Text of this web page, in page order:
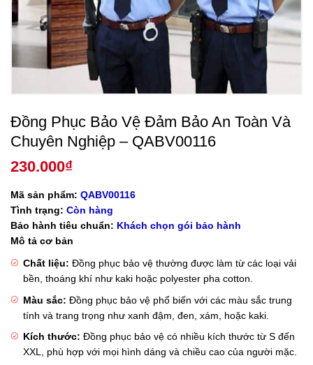
Đồng Phục Bảo Vệ Đảm Bảo An Toàn Và
Chuyên Nghiệp – QABV00116
230.000₫
Mã sản phẩm: QABV00116
Tình trạng: Còn hàng
Bảo hành tiêu chuẩn: Khách chọn gói bảo hành
Mô tả cơ bản
Chất liệu: Đồng phục bảo vệ thường được làm từ các loại vải
bền, thoáng khí như kaki hoặc polyester pha cotton.
Màu sắc: Đồng phục bảo vệ phổ biến với các màu sắc trung
tính và trang trọng như xanh đậm, đen, xám, hoặc kaki.
Kích thước: Đồng phục bảo vệ có nhiều kích thước từ S đến
XXL, phù hợp với mọi hình dáng và chiều cao của người mặc.